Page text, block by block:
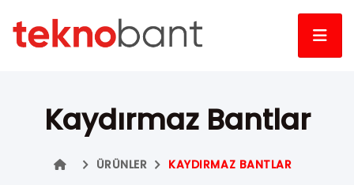
Kaydırmaz Bantlar
ÜRÜNLER KAYDIRMAZ BANTLAR